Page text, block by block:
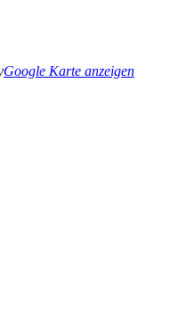
Google Karte anzeigen